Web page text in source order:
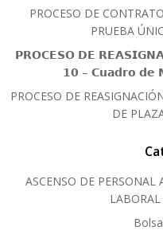
PROCESO DE
PRUEBA
𝗣𝗥𝗢𝗖𝗘𝗦𝗢 𝗗𝗘
𝟭𝟬 – 𝗖𝘂𝗮𝗱𝗿𝗼 𝗱𝗲
PROCESO DE
DE
ASCENSO DE